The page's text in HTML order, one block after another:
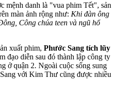
mệnh danh là "vua phim Tết", sản
màn ảnh rộng như: Khi đàn ông
Công chúa teen và ngũ hổ
xuất phim, Phước Sang tích lũy
đạo diễn sau đó thành lập công ty
ở quận 2. Ngoài cuộc sống sung
với Kim Thư cũng được nhiều